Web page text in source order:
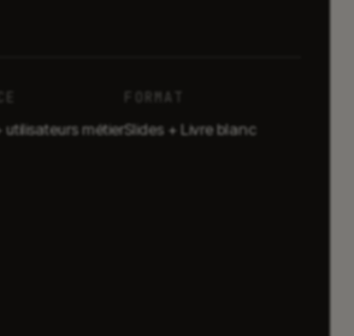
utilisateurs métier
FORMAT
Slides + Livre blanc